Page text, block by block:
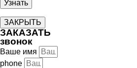
ЗАКРЫТЬ
ЗАКАЗАТЬ
звонок
Ваше имя
phone